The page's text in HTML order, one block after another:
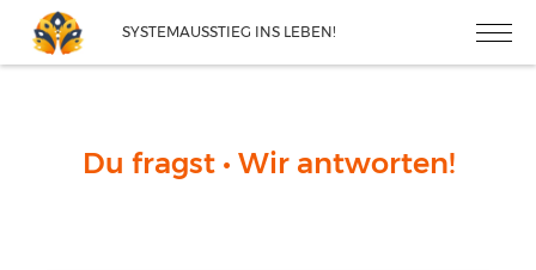
SYSTEMAUSSTIEG INS LEBEN!
Du fragst • Wir antworten!